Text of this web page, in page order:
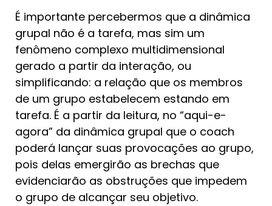
É importante percebermos que a dinâmica
grupal não é a tarefa, mas sim um
fenômeno complexo multidimensional
gerado a partir da interação, ou
simplificando: a relação que os membros
de um grupo estabelecem estando em
tarefa. É a partir da leitura, no “aqui-e-
agora” da dinâmica grupal que o coach
poderá lançar suas provocações ao grupo,
pois delas emergirão as brechas que
evidenciarão as obstruções que impedem
o grupo de alcançar seu objetivo.